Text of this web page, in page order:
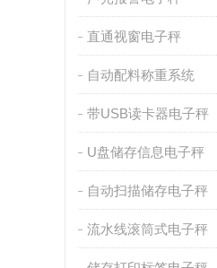
直通视窗电子秤
自动配料称重系统
带USB读卡器电子秤
U盘储存信息电子秤
自动扫描储存电子秤
流水线滚筒式电子秤